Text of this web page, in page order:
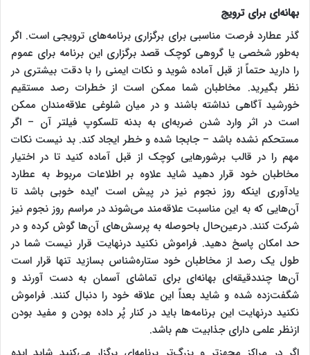
بهانه‌ای برای ترویج
گذر عطارد فرصت مناسبی برای برگزاری برنامه‌های ترویجی است. اگر
به‌طور شخصی یا گروهی کوچک قصد برگزاری این برنامه برای عموم
را دارید حتماً از قبل آماده شوید و نکات ایمنی را با دقت بیشتری در
نظر بگیرید. مخاطبان شما ممکن است از خطرات رصد مستقیم
خورشید آگاهی نداشته باشند و در میان شلوغی علاقه‌مندان ممکن
است در اثر وارد شدن ضربه‌ای به بدنه تلسکوپ فیلتر آن – اگر
مستحکم نشده باشد – جابجا شده و خطر ایجاد کند. بد نیست نکات
مهم را در قالب برشورهایی کوچک از قبل آماده کنید تا در اختیار
مخاطبان خود قرار دهید شاید علاوه بر اطلاعات مربوط به عطارد
یادآوری اینکه روز نجوم نیز در پیش است'ایده خوبی باشد تا
آن‌هایی که به این مناسبت علاقه‌مند می‌شوند در مراسم روز نجوم نیز
شرکت کنند. درعین‌حال باحوصله به پرسش‌های آن‌ها گوش کرده و در
حد امکان پاسخ دهید. فراموش نکنید درنهایت قرار نیست شما در
طول یک رصد از مخاطبان خود ستاره‌شناس بسازید تنها قرار است
آن‌ها چنددقیقه‌ای بهانه‌ای برای تماشای آسمان به دست آورند و
شگفت‌زده شده و شاید بعداً این علاقه خود را دنبال کنند. فراموش
نکنید درنهایت این برنامه‌ها باید در کنار پُر داده بودن و مفید بودن
ازنظر علمی دارای جذابیت هم باشد.